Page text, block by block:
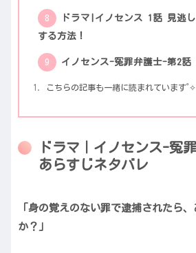
ドラマ|イノセンス 1話 見逃
する方法！
イノセンス-冤罪弁護士-第2話
こちらの記事も一緒に読まれています
ドラマ｜イノセンス-冤
あらすじネタバレ
「身の覚えのない罪で逮捕されたら
か？」